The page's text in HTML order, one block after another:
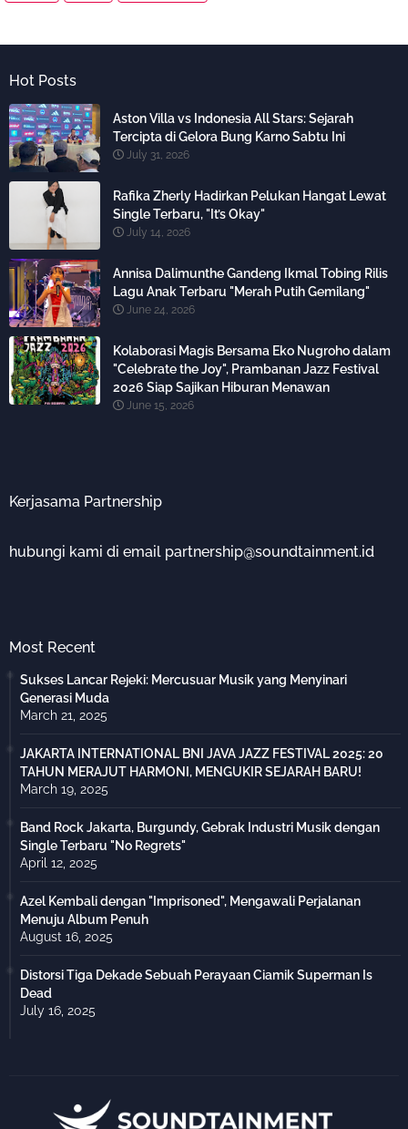
Hot Posts
Aston Villa vs Indonesia All Stars: Sejarah
Tercipta di Gelora Bung Karno Sabtu Ini
July 31, 2026
Rafika Zherly Hadirkan Pelukan Hangat Lewat
Single Terbaru, "It’s Okay"
July 14, 2026
Annisa Dalimunthe Gandeng Ikmal Tobing Rilis
Lagu Anak Terbaru "Merah Putih Gemilang"
June 24, 2026
Kolaborasi Magis Bersama Eko Nugroho dalam
"Celebrate the Joy", Prambanan Jazz Festival
2026 Siap Sajikan Hiburan Menawan
June 15, 2026
Kerjasama Partnership
hubungi kami di email partnership@soundtainment.id
Most Recent
Sukses Lancar Rejeki: Mercusuar Musik yang Menyinari
Generasi Muda
March 21, 2025
JAKARTA INTERNATIONAL BNI JAVA JAZZ FESTIVAL 2025: 20
TAHUN MERAJUT HARMONI, MENGUKIR SEJARAH BARU!
March 19, 2025
Band Rock Jakarta, Burgundy, Gebrak Industri Musik dengan
Single Terbaru "No Regrets"
April 12, 2025
Azel Kembali dengan "Imprisoned", Mengawali Perjalanan
Menuju Album Penuh
August 16, 2025
Distorsi Tiga Dekade Sebuah Perayaan Ciamik Superman Is
Dead
July 16, 2025